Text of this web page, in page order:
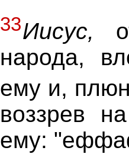
33Иисус,
народа,
ему и,
воззрев
ему: